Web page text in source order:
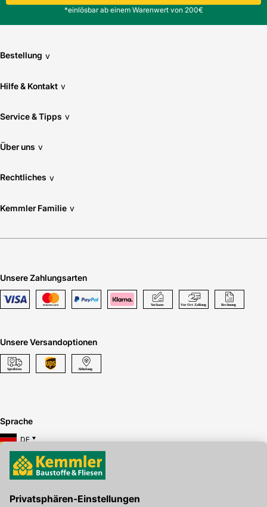
*einlösbar ab einem Warenwert von 200€
Bestellung v
Hilfe & Kontakt v
Service & Tipps v
Über uns v
Rechtliches v
Kemmler Familie v
Unsere Zahlungsarten
Unsere Versandoptionen
Sprache
DE
Hier gibt's die kostenlose App